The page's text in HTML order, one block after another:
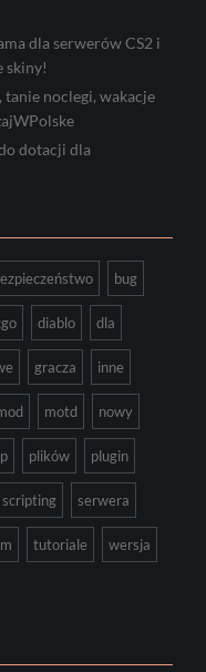
dla serwerów CS2 i
skiny!
tanie noclegi, wakacje
dotacji dla
bug
diablo dla
gracza inne
motd nowy
plików plugin
scripting serwera
tutoriale wersja